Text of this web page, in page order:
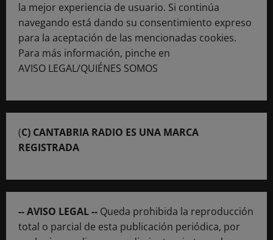
la mejor experiencia de usuario. Si continúa
navegando está dando su consentimiento expreso
para la aceptación de las mencionadas cookies.
Para más información, pinche en
AVISO LEGAL/QUIÉNES SOMOS
(C) CANTABRIA RADIO ES UNA MARCA
REGISTRADA
-- AVISO LEGAL -- Queda prohibida la reproducción
total o parcial de esta publicación periódica, por